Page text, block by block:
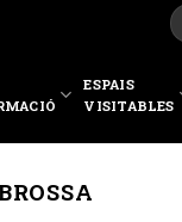
ESPAIS
VISITABLES